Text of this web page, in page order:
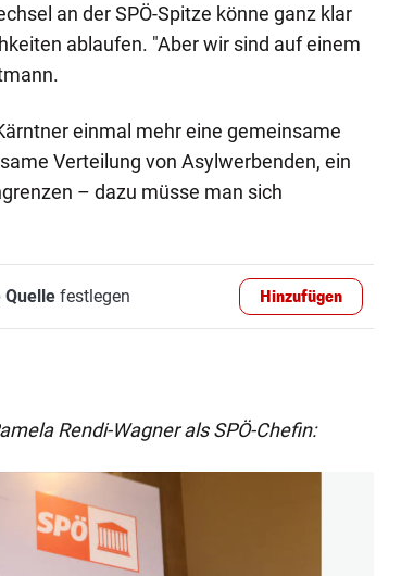
an der SPÖ-Spitze könne ganz klar
ablaufen. "Aber wir sind auf einem
einmal mehr eine gemeinsame
Verteilung von Asylwerbenden, ein
– dazu müsse man sich
Quellefestlegen Hinzufügen
Rendi-Wagner als SPÖ-Chefin: